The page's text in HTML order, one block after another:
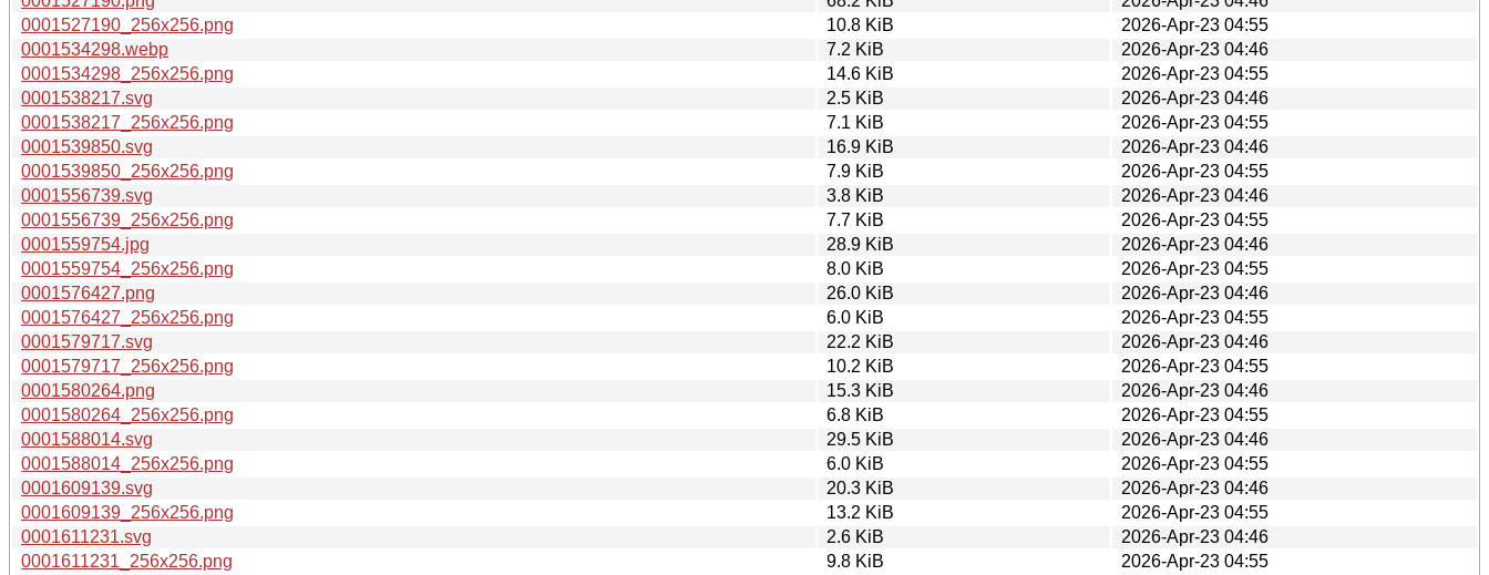
0001527190_256x256.png
10.8 KiB
2026-Apr-23 04:55
0001534298.webp
7.2 KiB
2026-Apr-23 04:46
0001534298_256x256.png
14.6 KiB
2026-Apr-23 04:55
0001538217.svg
2.5 KiB
2026-Apr-23 04:46
0001538217_256x256.png
7.1 KiB
2026-Apr-23 04:55
0001539850.svg
16.9 KiB
2026-Apr-23 04:46
0001539850_256x256.png
7.9 KiB
2026-Apr-23 04:55
0001556739.svg
3.8 KiB
2026-Apr-23 04:46
0001556739_256x256.png
7.7 KiB
2026-Apr-23 04:55
0001559754.jpg
28.9 KiB
2026-Apr-23 04:46
0001559754_256x256.png
8.0 KiB
2026-Apr-23 04:55
0001576427.png
26.0 KiB
2026-Apr-23 04:46
0001576427_256x256.png
6.0 KiB
2026-Apr-23 04:55
0001579717.svg
22.2 KiB
2026-Apr-23 04:46
0001579717_256x256.png
10.2 KiB
2026-Apr-23 04:55
0001580264.png
15.3 KiB
2026-Apr-23 04:46
0001580264_256x256.png
6.8 KiB
2026-Apr-23 04:55
0001588014.svg
29.5 KiB
2026-Apr-23 04:46
0001588014_256x256.png
6.0 KiB
2026-Apr-23 04:55
0001609139.svg
20.3 KiB
2026-Apr-23 04:46
0001609139_256x256.png
13.2 KiB
2026-Apr-23 04:55
0001611231.svg
2.6 KiB
2026-Apr-23 04:46
0001611231_256x256.png
9.8 KiB 2026-Apr-23 04:55